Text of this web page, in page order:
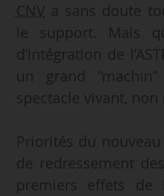
CNV a sans doute
le support. Mais
d’intégration de
un grand
spectacle vivant, non
Priorités du nouveau
de redressement
premiers effets de